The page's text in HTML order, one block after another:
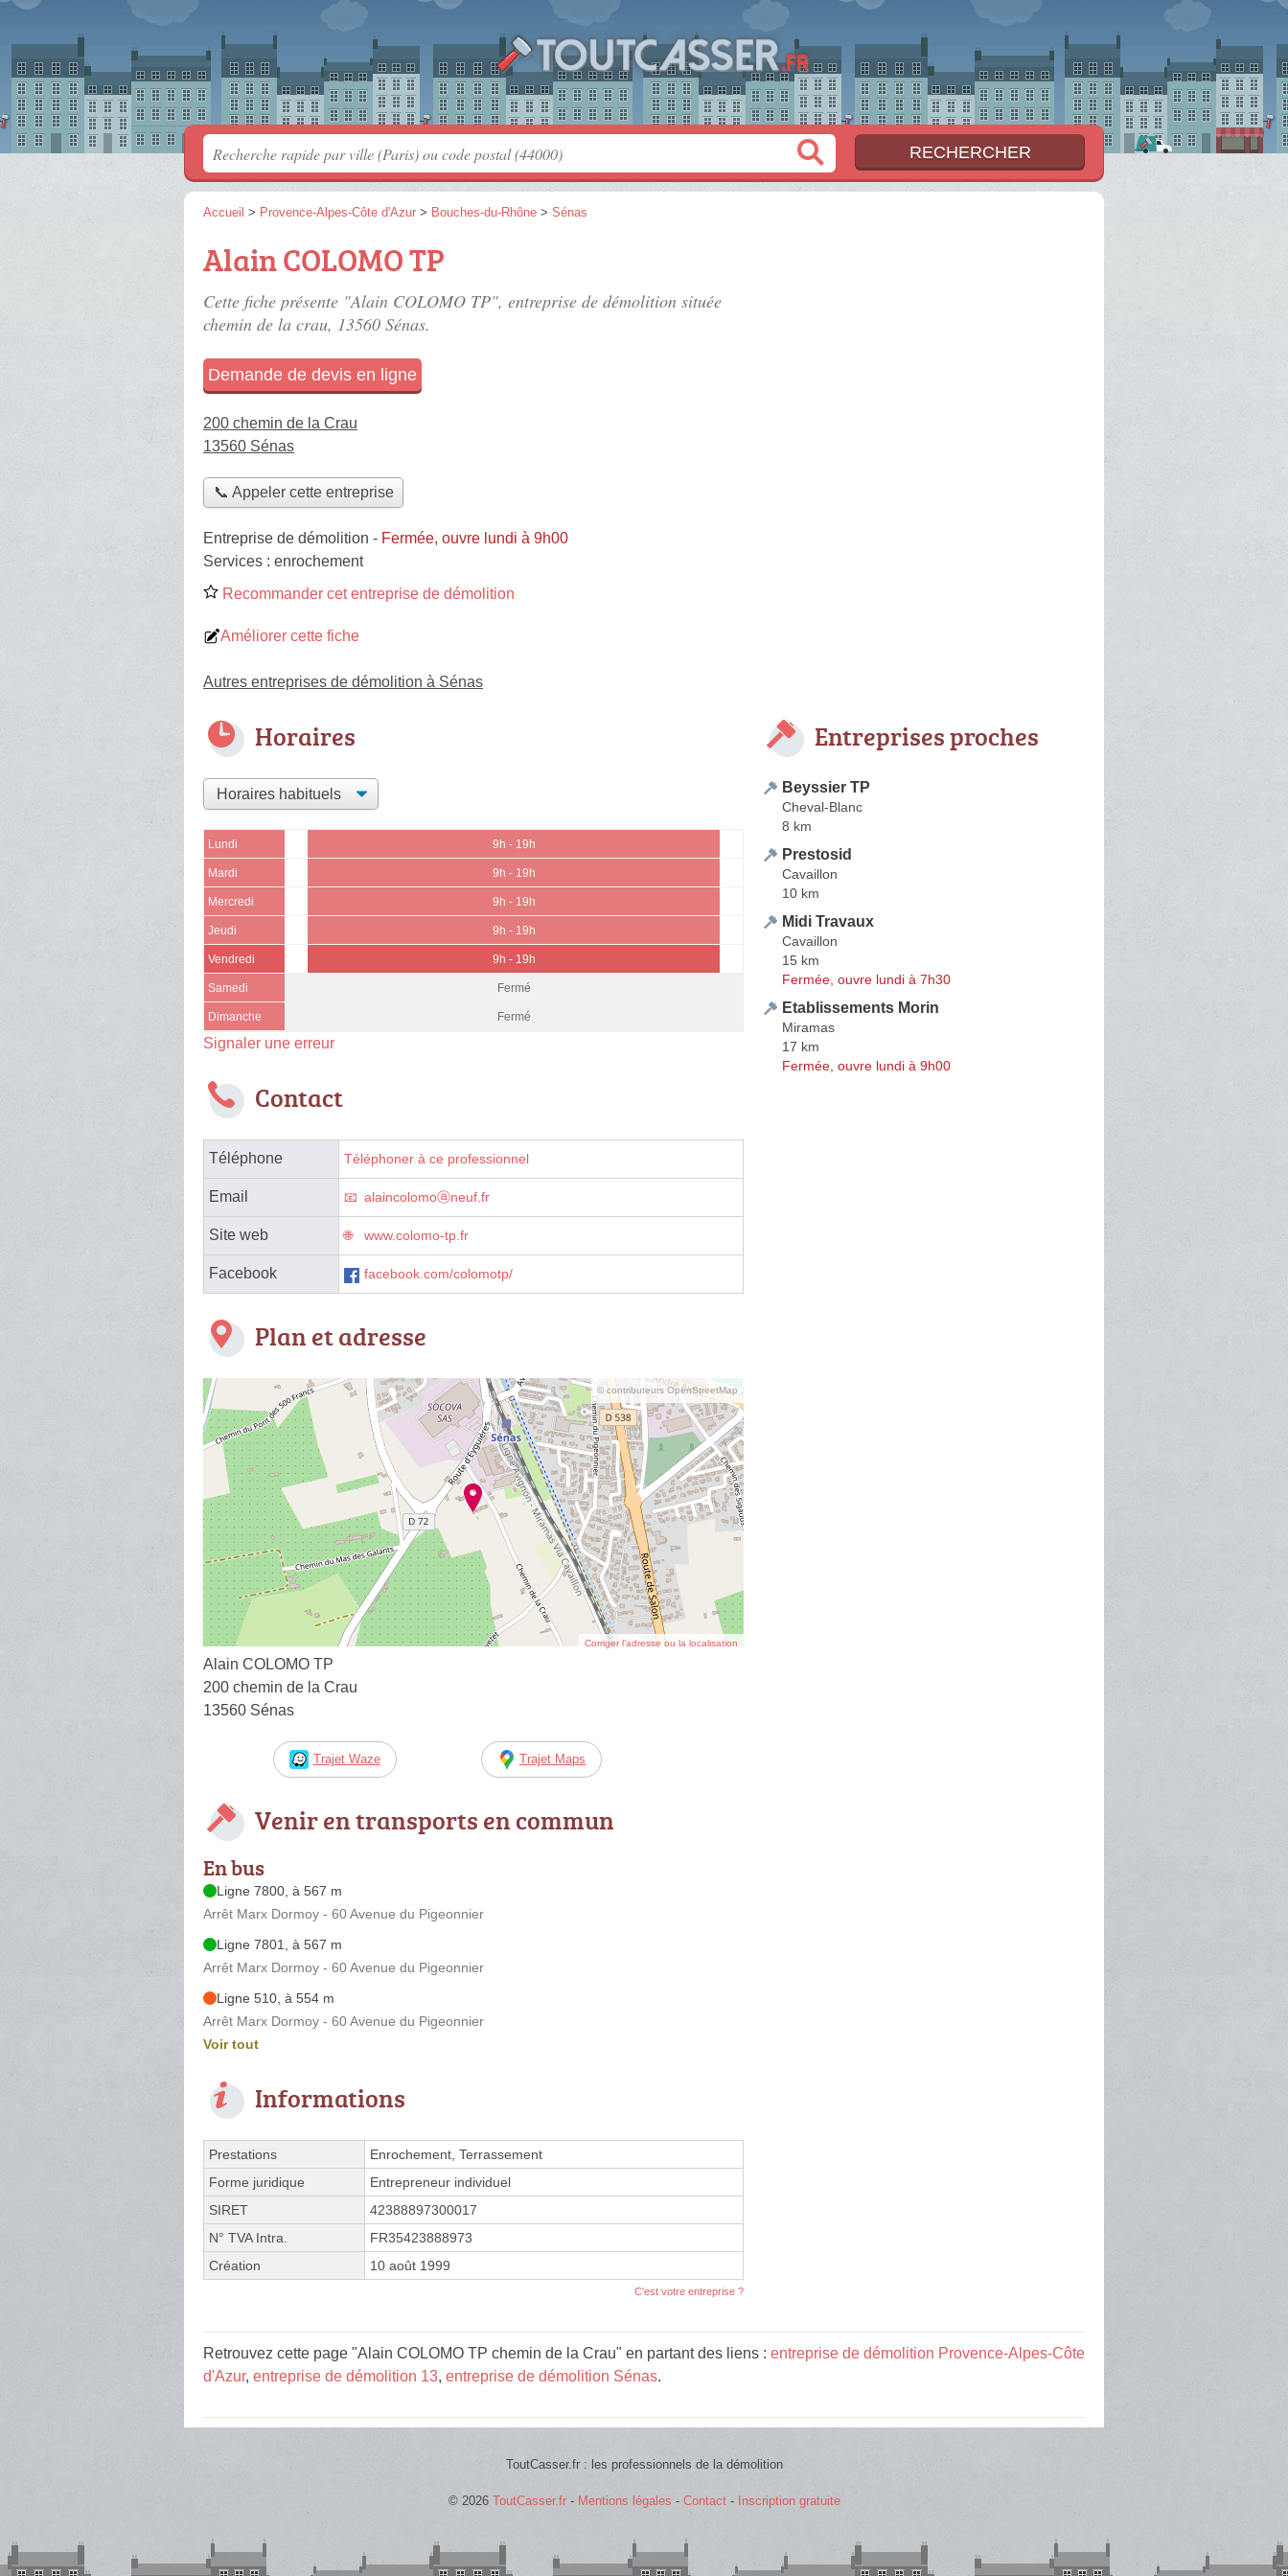
Accueil > Provence-Alpes-Côte d'Azur > Bouches-du-Rhône > Sénas
Alain COLOMO TP
Cette fiche présente "Alain COLOMO TP", entreprise de démolition située
chemin de la crau, 13560 Sénas.
Demande de devis en ligne
200 chemin de la Crau
13560 Sénas
📞 Appeler cette entreprise
Entreprise de démolition - Fermée, ouvre lundi à 9h00
Services : enrochement
Recommander cet entreprise de démolition
Améliorer cette fiche
Autres entreprises de démolition à Sénas
Horaires
Lundi 9h - 19h
Mardi 9h - 19h
Mercredi 9h - 19h
Jeudi 9h - 19h
Vendredi 9h - 19h
Samedi Fermé
Dimanche Fermé
Signaler une erreur
Contact
Téléphone Téléphoner à ce professionnel
Email alaincolomoⓐneuf.fr
Site web www.colomo-tp.fr
Facebook facebook.com/colomotp/
Plan et adresse
© contributeurs OpenStreetMap
Corriger l’adresse ou la localisation
Alain COLOMO TP
200 chemin de la Crau
13560 Sénas
Trajet Waze Trajet Maps
Venir en transports en commun
En bus
Ligne 7800, à 567 m
Arrêt Marx Dormoy - 60 Avenue du Pigeonnier
Ligne 7801, à 567 m
Arrêt Marx Dormoy - 60 Avenue du Pigeonnier
Ligne 510, à 554 m
Arrêt Marx Dormoy - 60 Avenue du Pigeonnier
Voir tout
Informations
Prestations
Enrochement, Terrassement
Forme juridique
Entrepreneur individuel
SIRET
42388897300017
N° TVA Intra.
FR35423888973
Création
10 août 1999
C'est votre entreprise ?
Entreprises proches
Beyssier TP
Cheval-Blanc
8 km
Prestosid
Cavaillon
10 km
Midi Travaux
Cavaillon
15 km
Fermée, ouvre lundi à 7h30
Etablissements Morin
Miramas
17 km
Fermée, ouvre lundi à 9h00
Retrouvez cette page "Alain COLOMO TP chemin de la Crau" en partant des liens : entreprise de démolition Provence-Alpes-Côte
d'Azur, entreprise de démolition 13, entreprise de démolition Sénas.
ToutCasser.fr : les professionnels de la démolition
© 2026 ToutCasser.fr - Mentions légales - Contact- Inscription gratuite